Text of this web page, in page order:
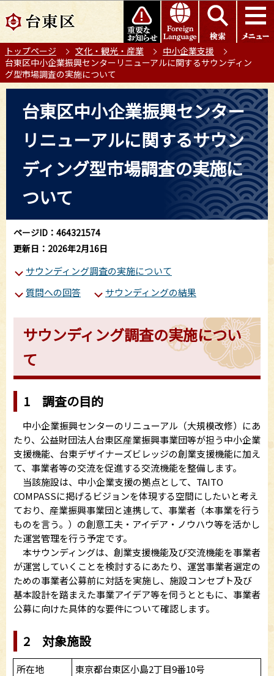
の
ー
ジ
の
このページの本文へ移動
トップページ 文化・観光・産業
中小企業支援
台東区中小企業振興センターリニューアルに関するサウンディン
グ型市場調査の実施について
台東区中小企業振興センター
リニューアルに関するサウン
ディング型市場調査の実施に
ついて
ページID：464321574
更新日：2026年2月16日
サウンディング調査の実施について
質問への回答
サウンディングの結果
サウンディング調査の実施につい
て
1 調査の目的
中小企業振興センターのリニューアル（大規模改修）にあ
たり、公益財団法人台東区産業振興事業団等が担う中小企業
支援機能、台東デザイナーズビレッジの創業支援機能に加え
て、事業者等の交流を促進する交流機能を整備します。
当該施設は、中小企業支援の拠点として、TAITO
COMPASSに掲げるビジョンを体現する空間にしたいと考え
ており、産業振興事業団と連携して、事業者（本事業を行う
ものを言う。）の創意工夫・アイデア・ノウハウ等を活かし
た運営管理を行う予定です。
本サウンディングは、創業支援機能及び交流機能を事業者
が運営していくことを検討するにあたり、運営事業者選定の
ための事業者公募前に対話を実施し、施設コンセプト及び
基本設計を踏まえた事業アイデア等を伺うとともに、事業者
公募に向けた具体的な要件について確認します。
2 対象施設
所在地
東京都台東区小島2丁目9番10号